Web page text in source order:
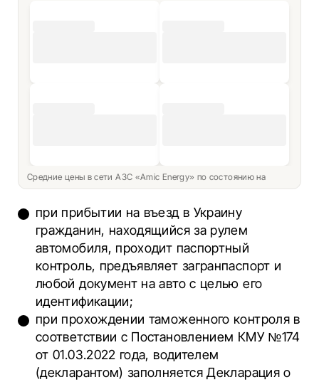
Средние цены в сети АЗС «Amic Energy» по состоянию на
при прибытии на въезд в Украину
гражданин, находящийся за рулем
автомобиля, проходит паспортный
контроль, предъявляет загранпаспорт и
любой документ на авто с целью его
идентификации;
при прохождении таможенного контроля в
соответствии с Постановлением КМУ №174
от 01.03.2022 года, водителем
(декларантом) заполняется Декларация о